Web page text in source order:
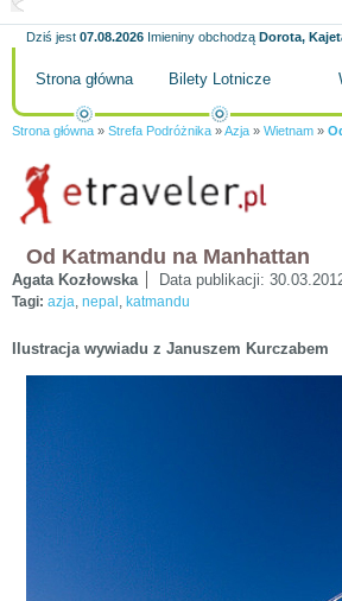
Dziś jest 07.08.2026 Imieniny obchodzą Dorota,
Strona główna Bilety Lotnicze
Strona główna » Strefa Podróżnika »Azja » Wietnam »
Od Katmandu na Manhattan
Agata Kozłowska Data publikacji:
Tagi: azja, nepal , katmandu
Ilustracja wywiadu z Januszem Kurczabem